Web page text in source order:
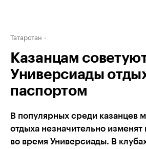
Татарстан
Казанцам
Универсиады
паспортом
В популярных среди казанцев
отдыха незначительно
во время Универсиады. В